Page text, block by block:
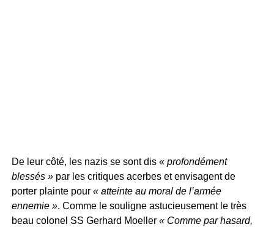
De leur côté, les nazis se sont dis «profondément
blessés »par les critiques acerbes et envisagent de
porter plainte pour « atteinte au moral de l’armée
ennemie ». Comme le souligne astucieusement le très
beau colonel SS Gerhard Moeller « Comme par hasard,